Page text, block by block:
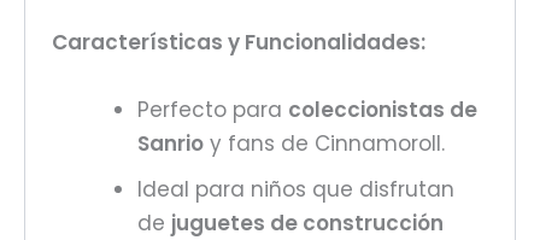
Características y Funcionalidades:
Perfecto para coleccionistas de
Sanrio y fans de Cinnamoroll.
Ideal para niños que disfrutan
de juguetes de construcción